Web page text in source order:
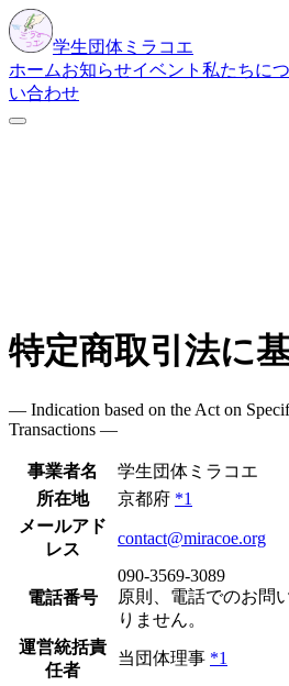
学生団体 ミラコエ
ホームお知らせイベント 私たちに
い合わせ
特定商取引法に
― Indication based on the Act on
Transactions ―
事業者名
学生団体ミラコエ
所在地
京都府 *1
メールアド
レス
contact@miracoe.org
電話番号
090-3569-3089
原則、電話でのお問
りません。
運営統括責
任者
当団体理事 *1